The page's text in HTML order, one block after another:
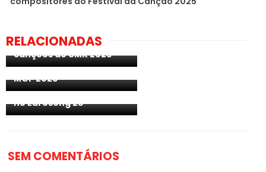
RELACIONADAS
disponibilizadas todas as
canções do UMK 2023
Noruega: aceda aos
resultados da SF2 do
MGP 2023
Irlanda: oiça as seis
canções em competição
no Eurosong 23
SEM COMENTÁRIOS